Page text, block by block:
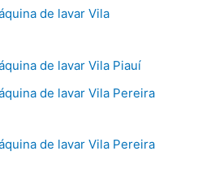
de lavar Vila
de lavar Vila Piauí
de lavar Vila Pereira
de lavar Vila Pereira